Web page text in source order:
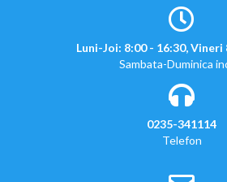
Luni-Joi: 8:00 - 16:30, Vineri
Sambata-Duminica
0235-341114
Telefon